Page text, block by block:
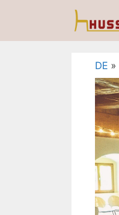
DE »